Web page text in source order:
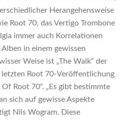
Herangehensweise
Root 70, das Vertigo Trombone
immer auch Korrelationen
in einem gewissen
Weise ist „The Walk“ der
Root 70-Veröffentlichung
Root 70“. „Es gibt bestimmte
sich auf gewisse Aspekte
Nils Wogram. Diese